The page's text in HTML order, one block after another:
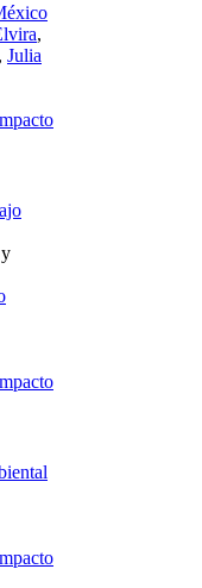
,
, Julia